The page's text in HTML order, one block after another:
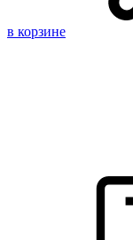
в корзине